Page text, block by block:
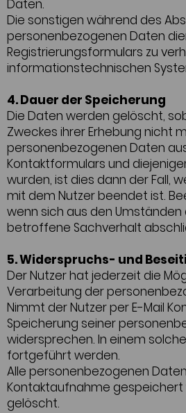
Daten.
Die sonstigen während des
personenbezogenen Daten
Registrierungsformulars zu
informationstechnischen
4. Dauer der Speicherung
Die Daten werden gelöscht,
Zweckes ihrer Erhebung nicht
personenbezogenen Daten
Kontaktformulars und
wurden, ist dies dann der Fall,
mit dem Nutzer beendet ist.
wenn sich aus den
betroffene Sachverhalt
5. Widerspruchs- und
Der Nutzer hat jederzeit die
Verarbeitung der
Nimmt der Nutzer per E-Mail
Speicherung seiner
widersprechen. In einem
fortgeführt werden.
Alle personenbezogenen
Kontaktaufnahme gespeichert
gelöscht.